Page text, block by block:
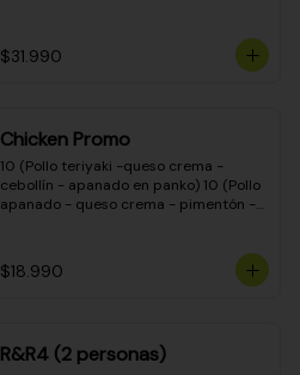
envuelto en queso crema) 10
(Camarón - queso crema - cebollín -
teriyaki - queso crema - cebollín -
envuelto en masa tempura) 10
(Pimentón - queso crema - cebollín -
envuelto en masa tempura)
$31.990
Chicken Promo
10 (Pollo teriyaki -queso crema -
cebollín - apanado en panko) 10 (Pollo
apanado - queso crema - pimentón -
ciboulette) 10 (Pollo teriyaki - palta -
envuelto en queso crema)
$18.990
R&R4 (2 personas)